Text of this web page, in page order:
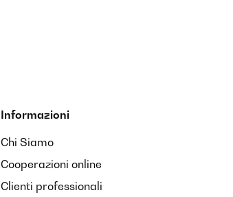
Informazioni
Chi Siamo
Cooperazioni online
Clienti professionali